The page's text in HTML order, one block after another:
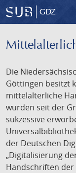
GDZ
Die
Göttingen besitzt
mittelalterliche
wurden seit der
sukzessive
der Deutschen
„Digitalisierung
Handschriften der